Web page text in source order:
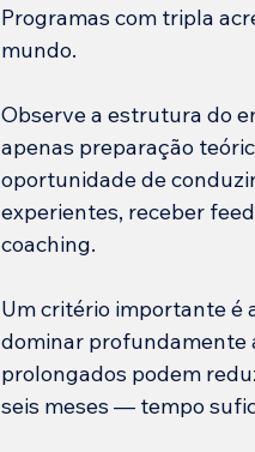
Programas com tripla
mundo.
Observe a estrutura do
apenas preparação
oportunidade de
experientes, receber
coaching.
Um critério importante é
dominar profundamente
prolongados podem
seis meses — tempo